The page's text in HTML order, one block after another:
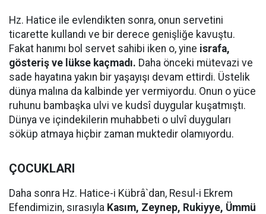
Hz. Hatice ile evlendikten sonra, onun servetini
ticarette kullandı ve bir derece genişliğe kavuştu.
Fakat hanımı bol servet sahibi iken o, yine israfa,
gösteriş ve lükse kaçmadı. Daha önceki mütevazi ve
sade hayatına yakın bir yaşayışı devam ettirdi. Üstelik
dünya malına da kalbinde yer vermiyordu. Onun o yüce
ruhunu bambaşka ulvi ve kudsî duygular kuşatmıştı.
Dünya ve içindekilerin muhabbeti o ulvî duyguları
söküp atmaya hiçbir zaman muktedir olamıyordu.
ÇOCUKLARI
Daha sonra Hz. Hatice-i Kübrâ`dan, Resul-i Ekrem
Efendimizin, sırasıyla Kasım, Zeynep, Rukiyye, Ümmü